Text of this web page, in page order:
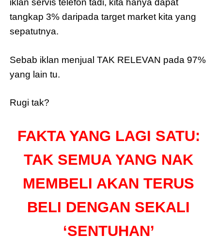
iklan servis telefon tadi, kita hanya dapat
tangkap 3% daripada target market kita yang
sepatutnya.
Sebab iklan menjual TAK RELEVAN pada 97%
yang lain tu.
Rugi tak?
FAKTA YANG LAGI SATU:
TAK SEMUA YANG NAK
MEMBELI AKAN TERUS
BELI DENGAN SEKALI
‘SENTUHAN’